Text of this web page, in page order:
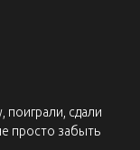
поиграли, сдали
просто забыть